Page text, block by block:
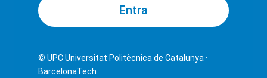
© UPCUniversitat Politècnica de Catalunya ·
BarcelonaTech